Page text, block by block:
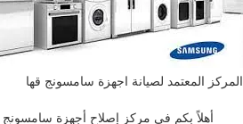
المركز المعتمد لصيانة اجهزة سامسونج قها
أهلاً بكم في مركز إصلاح أجهزة سامسونج